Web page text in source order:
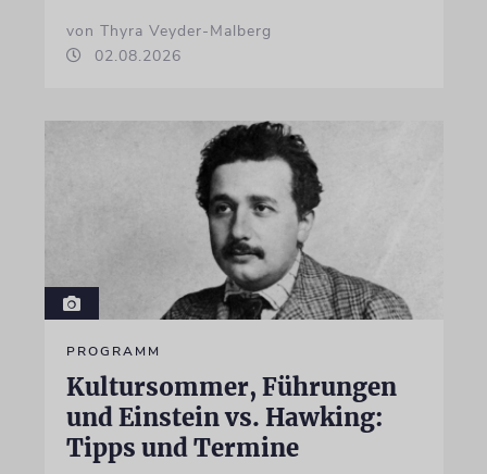
von Thyra Veyder-Malberg
02.08.2026
PROGRAMM
Kultursommer, Führungen
und Einstein vs. Hawking:
Tipps und Termine